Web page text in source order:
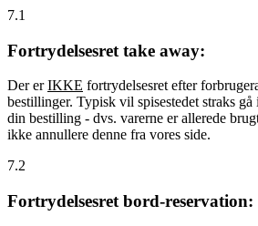
7.1
Fortrydelsesret take away:
Der erIKKE fortrydelsesret efter
bestillinger. Typisk vil spisestedet straks
din bestilling - dvs. varerne er allerede
ikke annullere denne fra vores side.
7.2
Fortrydelsesret bord-reservation: